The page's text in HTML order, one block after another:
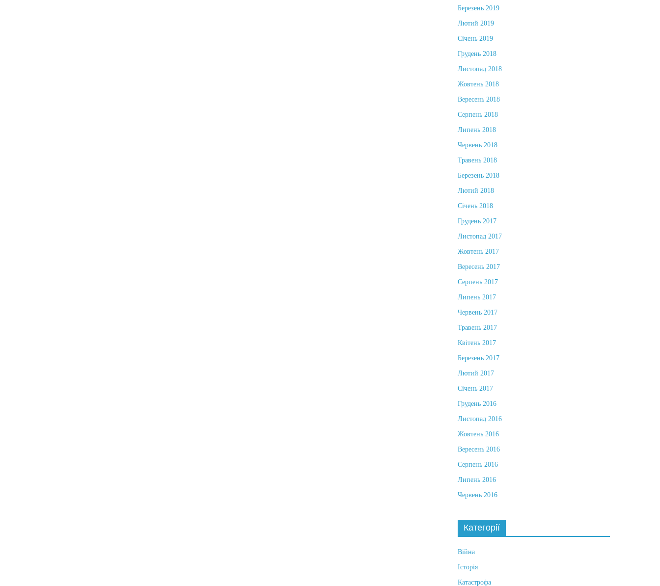
Березень 2019
Лютий 2019
Січень 2019
Грудень 2018
Листопад 2018
Жовтень 2018
Вересень 2018
Серпень 2018
Липень 2018
Червень 2018
Травень 2018
Березень 2018
Лютий 2018
Січень 2018
Грудень 2017
Листопад 2017
Жовтень 2017
Вересень 2017
Серпень 2017
Липень 2017
Червень 2017
Травень 2017
Квітень 2017
Березень 2017
Лютий 2017
Січень 2017
Грудень 2016
Листопад 2016
Жовтень 2016
Вересень 2016
Серпень 2016
Липень 2016
Червень 2016
Категорії
Війна
Історія
Катастрофа